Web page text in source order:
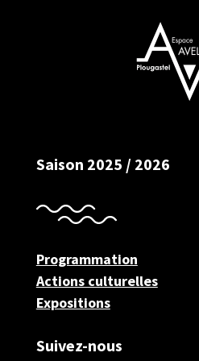
Saison 2025 / 2026
Programmation
Actions culturelles
Expositions
Suivez-nous